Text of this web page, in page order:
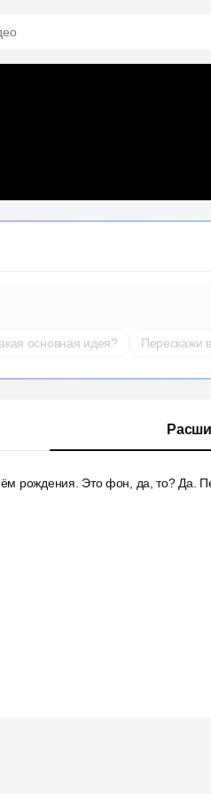
основная идея? Перескажи
рождения. Это фон, да, то? Да.